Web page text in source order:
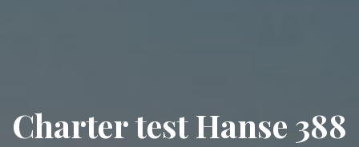
Charter test Hanse 388